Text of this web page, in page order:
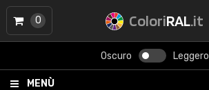
ColoriRAL.it
Oscuro Leggero
MENÙ
0